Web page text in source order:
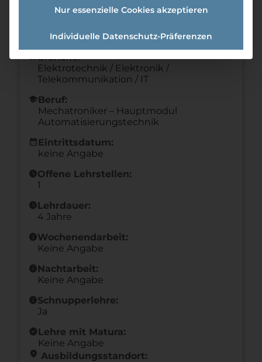
Details zur Lehrstelle
folderBranche:
Elektrotechnik / Elektronik /
Telekommunikation / IT
schoolBeruf:
Mechatroniker – Hauptmodul
Automatisierungstechnik
calendar_month Eintrittsdatum:
keine Angabe
scheduleOffene Lehrstellen:
1
scheduleLehrdauer:
4 Jahre
infoWochenendarbeit:
Keine Angabe
infoNachtarbeit:
Keine Angabe
infoSchnupperlehre:
Ja
new_releasesLehre mit Matura:
Keine Angabe
location_on Ausbildungsstandort:
Nur essenzielle Cookies akzeptieren
Individuelle Datenschutz-Präferenzen